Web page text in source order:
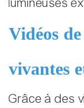
lumineuses
Vidéos
vivantes
Grâce à des